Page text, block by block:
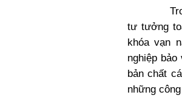
Trong
tư tưởng
khóa vạn
nghiệp
bản chất
những